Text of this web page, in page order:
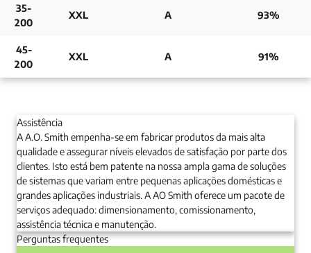
35-
200
XXL A 93%
45-
200
XXL A 91%
Assistência
A A.O. Smith empenha-se em fabricar produtos da mais alta
qualidade e assegurar níveis elevados de satisfação por parte dos
clientes. Isto está bem patente na nossa ampla gama de soluções
de sistemas que variam entre pequenas aplicações domésticas e
grandes aplicações industriais. A AO Smith oferece um pacote de
serviços adequado: dimensionamento, comissionamento,
assistência técnica e manutenção.
Perguntas frequentes